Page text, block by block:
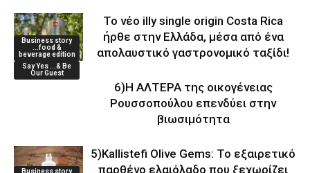
Business story
...food &
beverage edition
Το νέο illy single origin Costa Rica
ήρθε στην Ελλάδα, μέσα από ένα
απολαυστικό γαστρονομικό ταξίδι!
Say Yes ...& Be
Our Guest
6)Η ΑΛΤΕΡΑ της οικογένειας
Ρουσσοπούλου επενδύει στην
βιωσιμότητα
5)Kallistefi Olive Gems: Το εξαιρετικό
παρθένο ελαιόλαδο που ξεχωρίζει